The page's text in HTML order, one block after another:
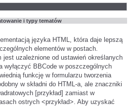
i typy tematów
języka HTML, która daje lepszą
elementów w postach.
jest uzależnione od ustawień określanych
wyłączyć BBCode w poszczególnych
funkcję w formularzu tworzenia
w składni do HTML-a, ale znaczniki
[przykład] zamiast w
ostrych <przykład>. Aby uzyskać